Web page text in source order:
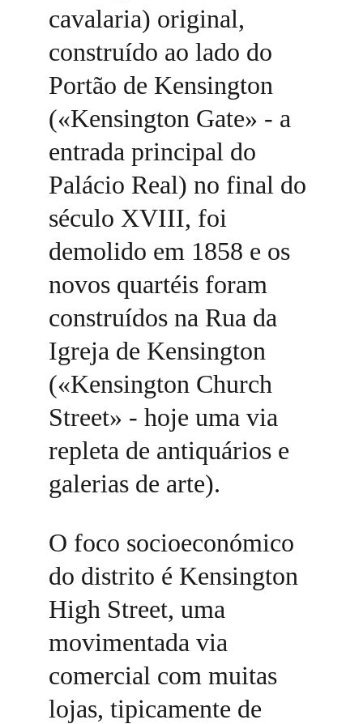
cavalaria) original,
construído ao lado do
Portão de Kensington
(«Kensington Gate» - a
entrada principal do
Palácio Real) no final do
século XVIII, foi
demolido em 1858 e os
novos quartéis foram
construídos na Rua da
Igreja de Kensington
(«Kensington Church
Street» - hoje uma via
repleta de antiquários e
galerias de arte).
O foco socioeconómico
do distrito é Kensington
High Street, uma
movimentada via
comercial com muitas
lojas, tipicamente de